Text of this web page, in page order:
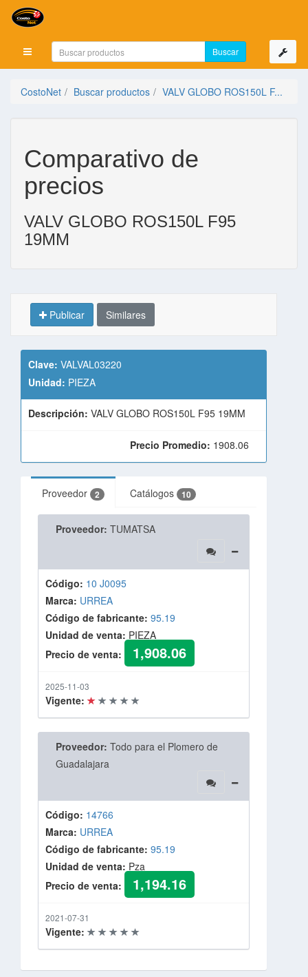
Mostrar menú
CostoNet Buscar productos VALV GLOBO ROS150L F...
Comparativo de
precios
VALV GLOBO ROS150L F95
19MM
Publicar Similares
Clave: VALVAL03220
Unidad: PIEZA
Descripción: VALV GLOBO ROS150L F95 19MM
Precio Promedio: 1908.06
Proveedor 2 Catálogos 10
Proveedor: TUMATSA
Código: 10 J0095
Marca: URREA
Código de fabricante: 95.19
Unidad de venta: PIEZA
Precio de venta:
1,908.06
2025-11-03
Vigente:
Proveedor: Todo para el Plomero de
Guadalajara
Código: 14766
Marca: URREA
Código de fabricante: 95.19
Unidad de venta: Pza
Precio de venta:
1,194.16
2021-07-31
Vigente: